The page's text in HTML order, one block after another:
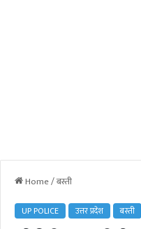
Home/बस्ती
UP POLICE उत्तर प्रदेश बस्ती